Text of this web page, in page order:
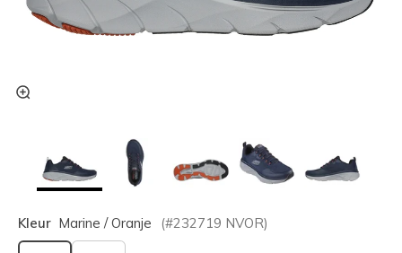
Kleur Marine / Oranje (#232719 NVOR)